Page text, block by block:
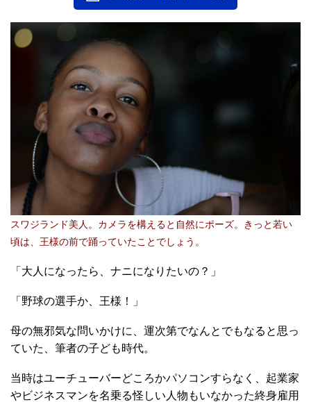
スワジランド美人。カメラを構えると自然にポーズ。きっと若い
頃は、王様の前で踊っていたことでしょう。
「大人になったら、ナニになりたいの？」
「野球の選手か、王様！」
母の無邪気な問いかけに、運次第でなんとでもなると思っ
ていた、筆者の子ども時代。
当時はユーチューバーどころかパソコンすらなく、起業家
やビジネスマンを名乗る怪しい人物もいなかった終身雇用